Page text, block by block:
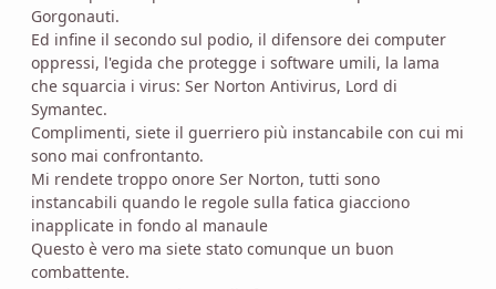
Gorgonauti.
Ed infine il secondo sul podio, il difensore dei computer
oppressi, l'egida che protegge i software umili, la lama
che squarcia i virus: Ser Norton Antivirus, Lord di
Symantec.
Complimenti, siete il guerriero più instancabile con cui mi
sono mai confrontanto.
Mi rendete troppo onore Ser Norton, tutti sono
instancabili quando le regole sulla fatica giacciono
inapplicate in fondo al manaule
Questo è vero ma siete stato comunque un buon
combattente.